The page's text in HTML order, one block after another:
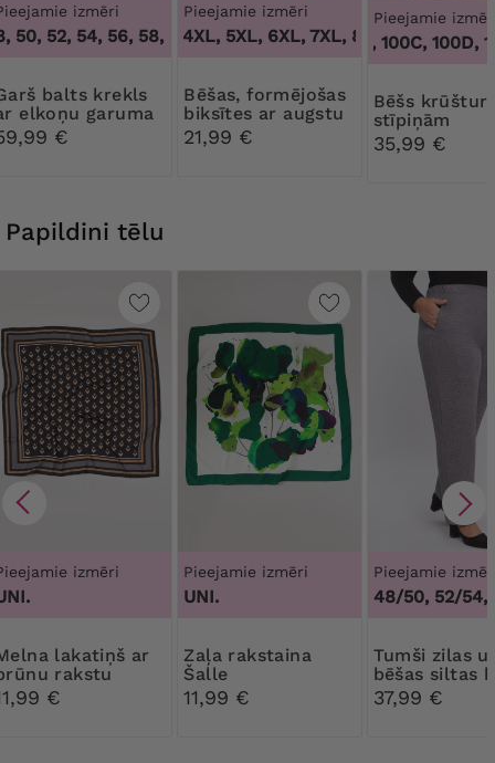
izmēri
52, 54, 56, 58, 60 ,46, 48, 50, 52, 54, 56, 58, 60
elkoņu garuma
€
Pieejamie izmēri
3XL, 4XL, 5XL, 6XL, 7XL, 8XL, 9XL, 3XL,
Bēšas, formējošas
biksītes ar augstu
jostasvietu
21,99 €
Pieejamie
100B, 100C, 100D,
Bēšs krūšturis bez
stīpiņām
35,99 €
Papildini tēlu
izmēri
ar
rakstu
€
Pieejamie izmēri
UNI.
Zaļa rakstaina
Šalle
11,99 €
Pieejamie
48/50, 52/54,
Tumši zilas un
bēšas siltas
37,99 €